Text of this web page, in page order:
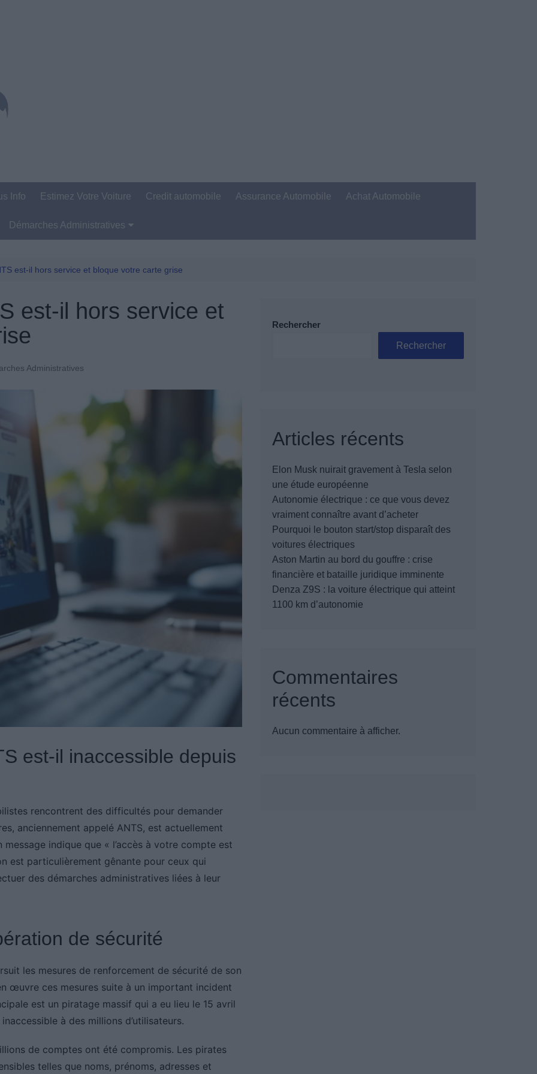
Info Estimez Votre Voiture Credit automobile Assurance Automobile Achat Automobile
Démarches Administratives
Permis De Conduire
est-il hors service et bloque votre carte grise
est-il hors service et
Administratives
est-il inaccessible depuis
rencontrent des difficultés pour demander
anciennement appelé ANTS, est actuellement
message indique que « l’accès à votre compte est
est particulièrement gênante pour ceux qui
des démarches administratives liées à leur
de sécurité
les mesures de renforcement de sécurité de son
œuvre ces mesures suite à un important incident
est un piratage massif qui a eu lieu le 15 avril
à des millions d’utilisateurs.
de comptes ont été compromis. Les pirates
telles que noms, prénoms, adresses et
Rechercher
Rechercher
Articles récents
Elon Musk nuirait gravement à Tesla selon
une étude européenne
Autonomie électrique : ce que vous devez
vraiment connaître avant d’acheter
Pourquoi le bouton start/stop disparaît des
voitures électriques
Aston Martin au bord du gouffre : crise
financière et bataille juridique imminente
Denza Z9S : la voiture électrique qui atteint
1100 km d’autonomie
Commentaires
récents
Aucun commentaire à afficher.